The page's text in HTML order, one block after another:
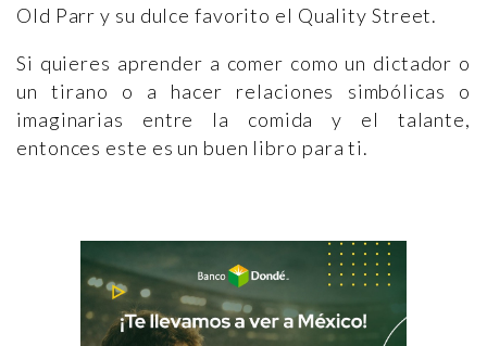
Old Parr y su dulce favorito el Quality Street.
Si quieres aprender a comer como un dictador o
un tirano o a hacer relaciones simbólicas o
imaginarias entre la comida y el talante,
entonces este es un buen libro para ti.